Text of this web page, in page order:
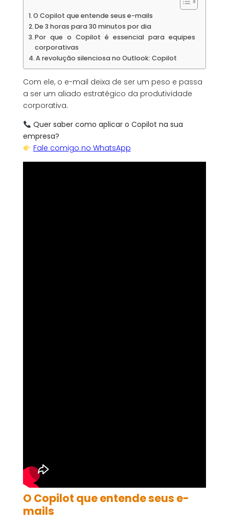
O Copilot que entende seus e-mails
De 3 horas para 30 minutos por dia
Por que o Copilot é essencial para equipes
corporativas
A revolução silenciosa no Outlook: Copilot
Com ele, o e-mail deixa de ser um peso e passa
a ser um aliado estratégico da produtividade
corporativa.
Quer saber como aplicar o Copilot na sua
empresa?
Fale comigo no WhatsApp
O Copilot que entende seus e-
mails